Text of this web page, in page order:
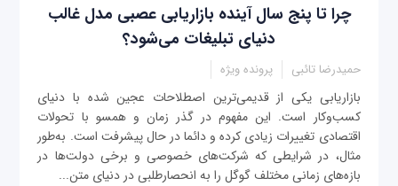
چرا تا پنج سال آینده بازاریابی عصبی مدل غالب
دنیای تبلیغات می‌شود؟
حمیدرضا تائبی پرونده ویژه
بازاریابی یکی از قدیمی‌ترین اصطلاحات عجین شده با دنیای
کسب‌وکار است. این مفهوم در گذر زمان و همسو با تحولات
اقتصادی تغییرات زیادی کرده و دائما در حال پیشرفت است. به‌طور
مثال، در شرایطی که شرکت‌های خصوصی و برخی دولت‌ها در
بازه‌های زمانی مختلف گوگل را به انحصارطلبی در دنیای متن‌...